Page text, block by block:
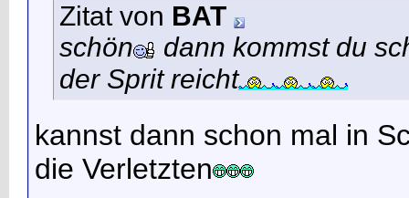
Zitat von BAT
schön
dann kommst du
der Sprit reicht
kannst dann schon mal in
die Verletzten